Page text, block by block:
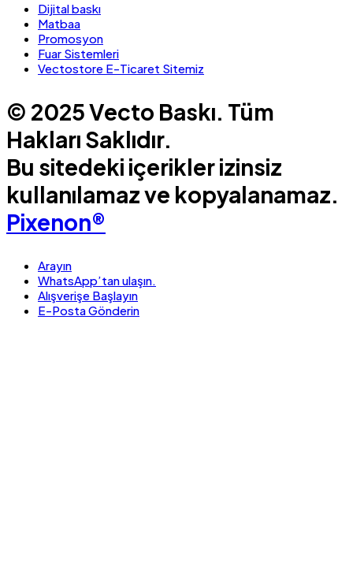
Dijital baskı
Matbaa
Promosyon
Fuar Sistemleri
Vectostore E-Ticaret Sitemiz
© 2025 Vecto Baskı. Tüm
Hakları Saklıdır.
Bu sitedeki içerikler izinsiz
kullanılamaz ve kopyalanamaz.
Pixenon®
Arayın
WhatsApp’tan ulaşın.
Alışverişe Başlayın
E-Posta Gönderin